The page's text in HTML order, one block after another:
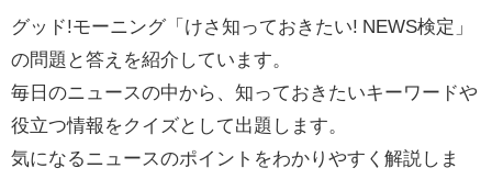
グッド!モーニング「けさ知っておきたい! NEWS検定」
の問題と答えを紹介しています。
毎日のニュースの中から、知っておきたいキーワードや
役立つ情報をクイズとして出題します。
気になるニュースのポイントをわかりやすく解説しま